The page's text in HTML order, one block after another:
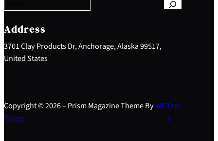
c
h
Address
3701 Clay Products Dr, Anchorage, Alaska 99517,
United States
Copyright © 2026 – Prism Magazine Theme ByWP
Plover
Top
↑